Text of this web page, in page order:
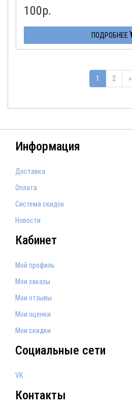
100р.
ПОДРОБНЕЕ
1 2 »
Информация
Доставка
Оплата
Система скидок
Новости
Кабинет
Мой профиль
Мои заказы
Мои отзывы
Мои оценки
Мои скидки
Социальные сети
VK
Контакты